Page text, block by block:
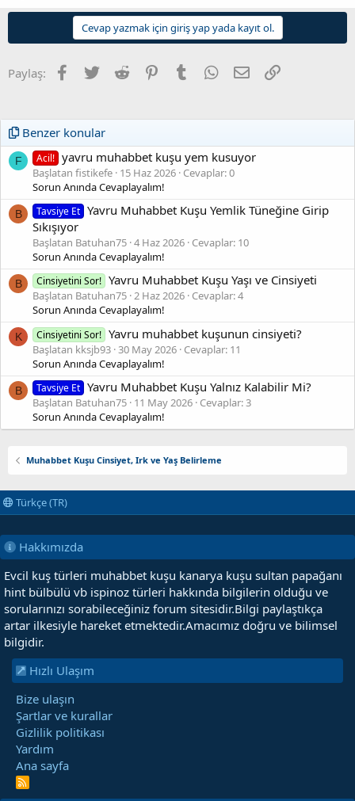
Cevap yazmak için giriş yap yada kayıt ol.
Paylaş: Facebook
TwitterReddit PinterestTumblrWhatsApp
E-postaLink
Benzer konular
F Acil! yavru muhabbet kuşu yem kusuyor
Başlatan fistikefe 15 Haz 2026 Cevaplar: 0
Sorun Anında Cevaplayalım!
B Tavsiye Et Yavru Muhabbet Kuşu Yemlik Tüneğine Girip
Sıkışıyor
Başlatan Batuhan75 4 Haz 2026 Cevaplar: 10
Sorun Anında Cevaplayalım!
B Cinsiyetini Sor! Yavru Muhabbet Kuşu Yaşı ve Cinsiyeti
Başlatan Batuhan75 2 Haz 2026 Cevaplar: 4
Sorun Anında Cevaplayalım!
K Cinsiyetini Sor! Yavru muhabbet kuşunun cinsiyeti?
Başlatan kksjb93 30 May 2026 Cevaplar: 11
Sorun Anında Cevaplayalım!
B Tavsiye Et Yavru Muhabbet Kuşu Yalnız Kalabilir Mi?
Başlatan Batuhan75 11 May 2026 Cevaplar: 3
Sorun Anında Cevaplayalım!
Muhabbet Kuşu Cinsiyet, Irk ve Yaş Belirleme
Türkçe (TR)
Hakkımızda
Evcil kuş türleri muhabbet kuşu kanarya kuşu sultan papağanı
hint bülbülü vb ispinoz türleri hakkında bilgilerin olduğu ve
sorularınızı sorabileceğiniz forum sitesidir.Bilgi paylaştıkça
artar ilkesiyle hareket etmektedir.Amacımız doğru ve bilimsel
bilgidir.
Hızlı Ulaşım
Bize ulaşın
Şartlar ve kurallar
Gizlilik politikası
Yardım
Ana sayfa
R